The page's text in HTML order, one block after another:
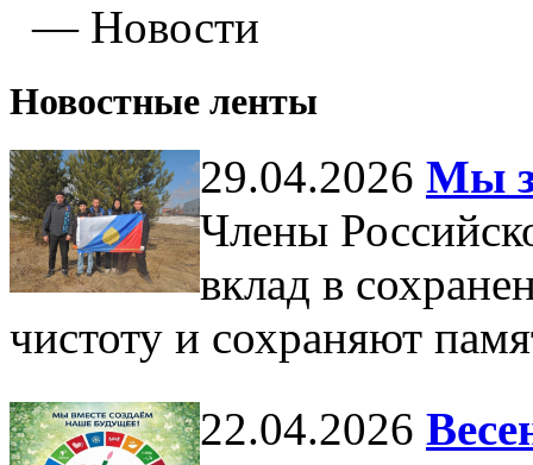
— Новости
Новостные ленты
29.04.2026 Мы
Члены
вклад в
чистоту и сохраняют
22.04.2026